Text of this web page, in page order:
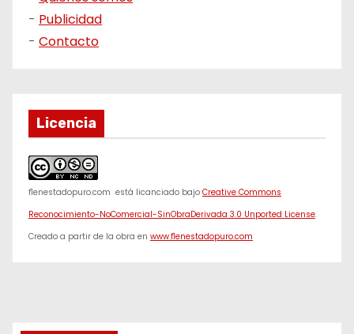
- Publicidad
- Contacto
Licencia
f1enestadopuro.com está licanciado bajo Creative Commons
Reconocimiento-NoComercial-SinObraDerivada 3.0 Unported License.
Creado a partir de la obra en www.f1enestadopuro.com